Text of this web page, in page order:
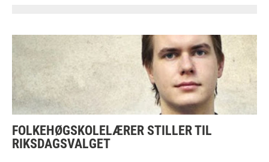
FOLKEHØGSKOLELÆRER STILLER TIL
RIKSDAGSVALGET